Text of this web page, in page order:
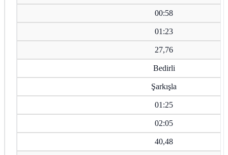
00:58
01:23
27,76
Bedirli
Şarkışla
01:25
02:05
40,48